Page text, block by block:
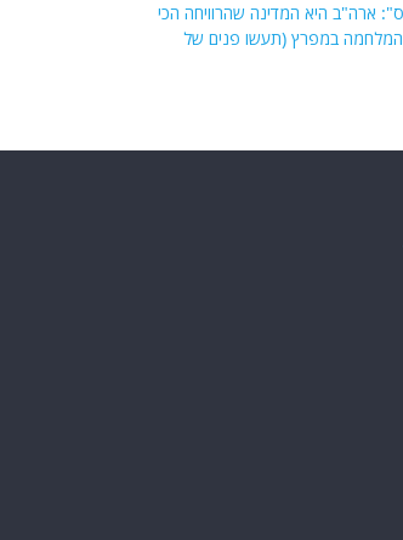
ארה"ב היא המדינה שהרוויחה הכי
במפרץ (תעשו פנים של